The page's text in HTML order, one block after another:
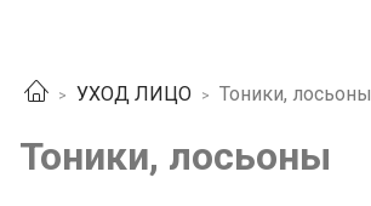
УХОД ЛИЦО Тоники, лосьоны
Тоники, лосьоны